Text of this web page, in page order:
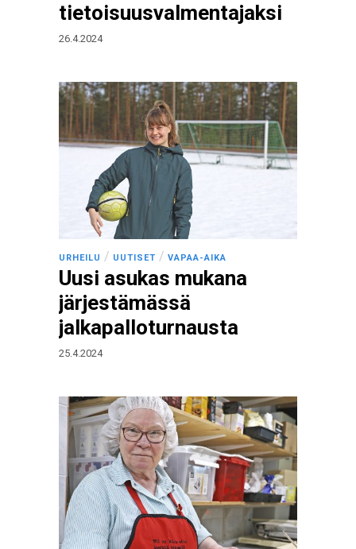
tietoisuusvalmentajaksi
26.4.2024
URHEILU / UUTISET / VAPAA-AIKA
Uusi asukas mukana
järjestämässä
jalkapalloturnausta
25.4.2024